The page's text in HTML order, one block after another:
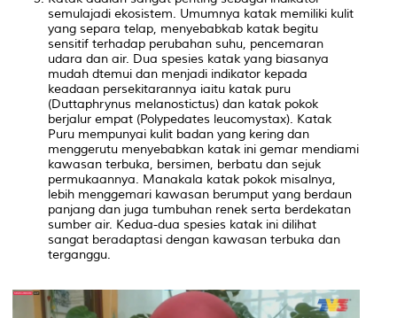
semulajadi ekosistem. Umumnya katak memiliki kulit
yang separa telap, menyebabkab katak begitu
sensitif terhadap perubahan suhu, pencemaran
udara dan air. Dua spesies katak yang biasanya
mudah dtemui dan menjadi indikator kepada
keadaan persekitarannya iaitu katak puru
(Duttaphrynus melanostictus) dan katak pokok
berjalur empat (Polypedates leucomystax). Katak
Puru mempunyai kulit badan yang kering dan
menggerutu menyebabkan katak ini gemar mendiami
kawasan terbuka, bersimen, berbatu dan sejuk
permukaannya. Manakala katak pokok misalnya,
lebih menggemari kawasan berumput yang berdaun
panjang dan juga tumbuhan renek serta berdekatan
sumber air. Kedua-dua spesies katak ini dilihat
sangat beradaptasi dengan kawasan terbuka dan
terganggu.